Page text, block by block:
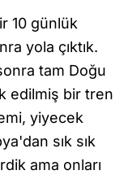
10 günlük
yola çıktık.
tam Doğu
edilmiş bir tren
yiyecek
sık sık
ama onları